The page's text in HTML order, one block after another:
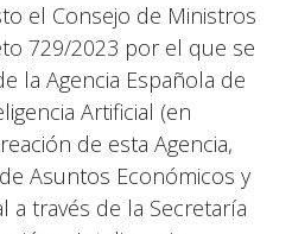
el Consejo de Ministros
729/2023 por el que se
la Agencia Española de
Artificial (en
de esta Agencia,
Asuntos Económicos y
a través de la Secretaría